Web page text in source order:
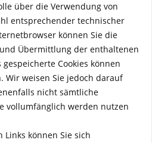
über die Verwendung von
entsprechender technischer
können Sie die
Übermittlung der enthaltenen
Cookies können
Wir weisen Sie jedoch darauf
nicht sämtliche
vollumfänglich werden nutzen
können Sie sich